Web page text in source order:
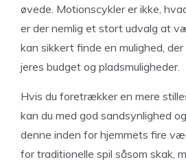
øvede. Motionscykler er ikke,
er der nemlig et stort udvalg at
kan sikkert finde en mulighed,
jeres budget og pladsmuligheder.
Hvis du foretrækker en mere
kan du med god sandsynlighed
denne inden for hjemmets fire
for traditionelle spil såsom skak,